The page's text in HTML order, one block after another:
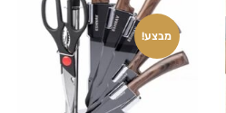
מבצע!